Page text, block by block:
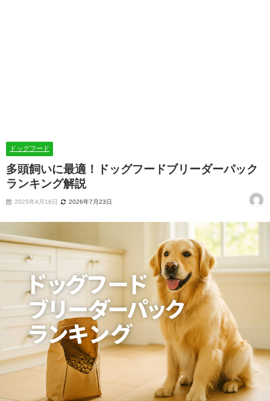
ドッグフード
多頭飼いに最適！ドッグフードブリーダーパック
ランキング解説
2025年4月16日 2026年7月23日